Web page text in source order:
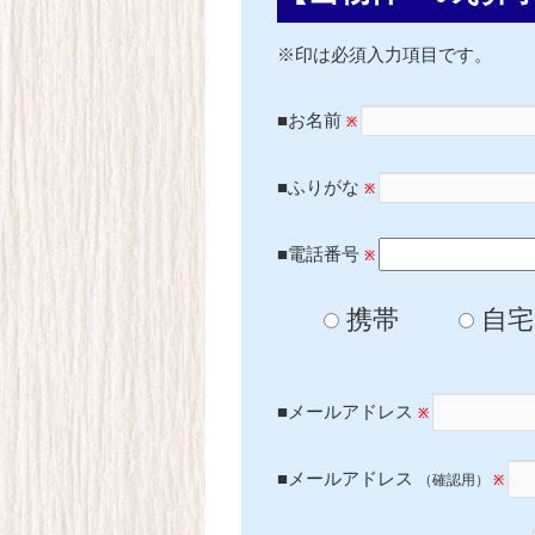
※印は必須入力項目です。
■お名前 ※
■ふりがな ※
■電話番号 ※
携帯 自宅
■メールアドレス ※
■メールアドレス （確認用） ※